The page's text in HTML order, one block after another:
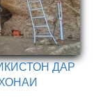
ДАР